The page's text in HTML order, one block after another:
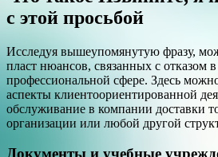
с этой просьбой
Исследуя вышеупомянутую фразу,
пласт нюансов, связанных с отказом
профессиональной сфере. Здесь
аспекты клиентоориентированной
обслуживание в компании доставки
организации или любой другой